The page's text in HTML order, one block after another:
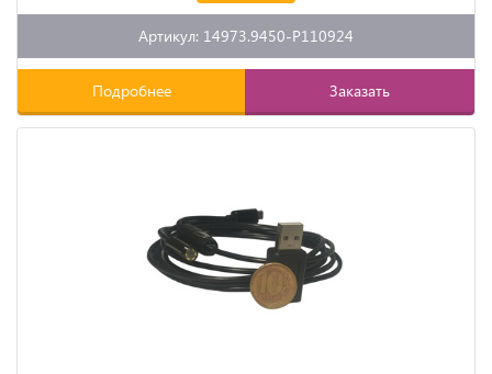
Артикул: 14973.9450-P110924
Подробнее Заказать